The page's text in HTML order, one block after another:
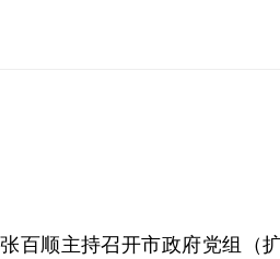
百顺主持召开市政府党组（